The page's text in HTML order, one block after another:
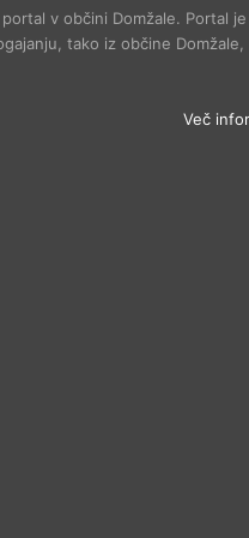
v občini Domžale. Portal je
tako iz občine
Več